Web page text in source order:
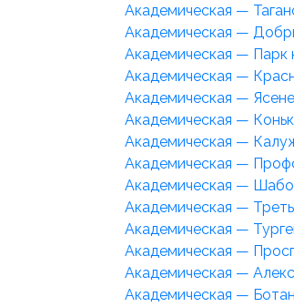
Академическая —
Академическая —
Академическая — Парк
Академическая —
Академическая —
Академическая —
Академическая —
Академическая —
Академическая —
Академическая —
Академическая —
Академическая —
Академическая —
Академическая —